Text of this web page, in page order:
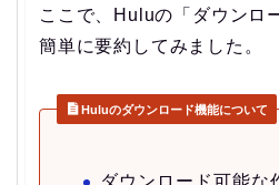
ここで、Huluの「ダウンロ
簡単に要約してみました。
Huluのダウンロード機能について
ダウンロード可能な